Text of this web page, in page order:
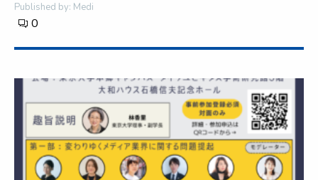
Published by: Medi
0